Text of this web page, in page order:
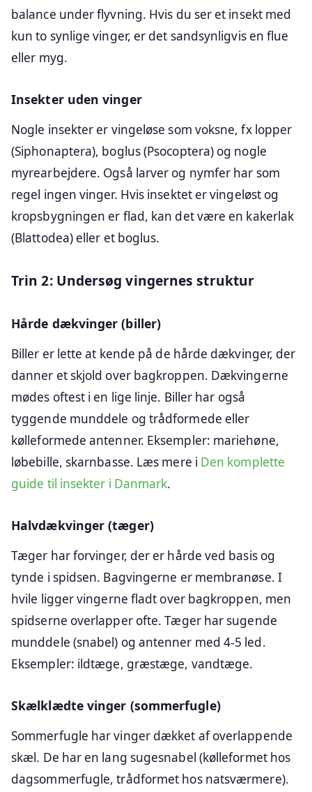
balance under flyvning. Hvis du ser et insekt med
kun to synlige vinger, er det sandsynligvis en flue
eller myg.
Insekter uden vinger
Nogle insekter er vingeløse som voksne, fx lopper
(Siphonaptera), boglus (Psocoptera) og nogle
myrearbejdere. Også larver og nymfer har som
regel ingen vinger. Hvis insektet er vingeløst og
kropsbygningen er flad, kan det være en kakerlak
(Blattodea) eller et boglus.
Trin 2: Undersøg vingernes struktur
Hårde dækvinger (biller)
Biller er lette at kende på de hårde dækvinger, der
danner et skjold over bagkroppen. Dækvingerne
mødes oftest i en lige linje. Biller har også
tyggende munddele og trådformede eller
kølleformede antenner. Eksempler: mariehøne,
løbebille, skarnbasse. Læs mere i Den komplette
guide til insekter i Danmark.
Halvdækvinger (tæger)
Tæger har forvinger, der er hårde ved basis og
tynde i spidsen. Bagvingerne er membranøse. I
hvile ligger vingerne fladt over bagkroppen, men
spidserne overlapper ofte. Tæger har sugende
munddele (snabel) og antenner med 4-5 led.
Eksempler: ildtæge, græstæge, vandtæge.
Skælklædte vinger (sommerfugle)
Sommerfugle har vinger dækket af overlappende
skæl. De har en lang sugesnabel (kølleformet hos
dagsommerfugle, trådformet hos natsværmere).